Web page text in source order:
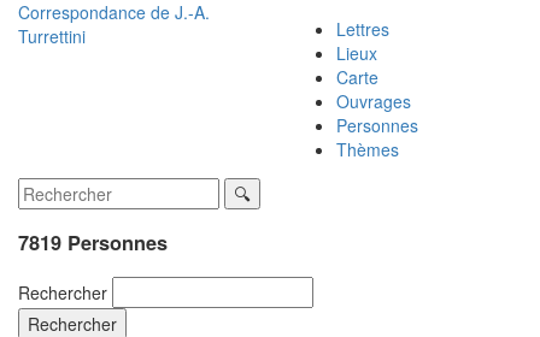
Correspondance de J.-A.
Turrettini
Lettres
Lieux
Carte
Ouvrages
Personnes
Thèmes
7819 Personnes
Rechercher
Rechercher